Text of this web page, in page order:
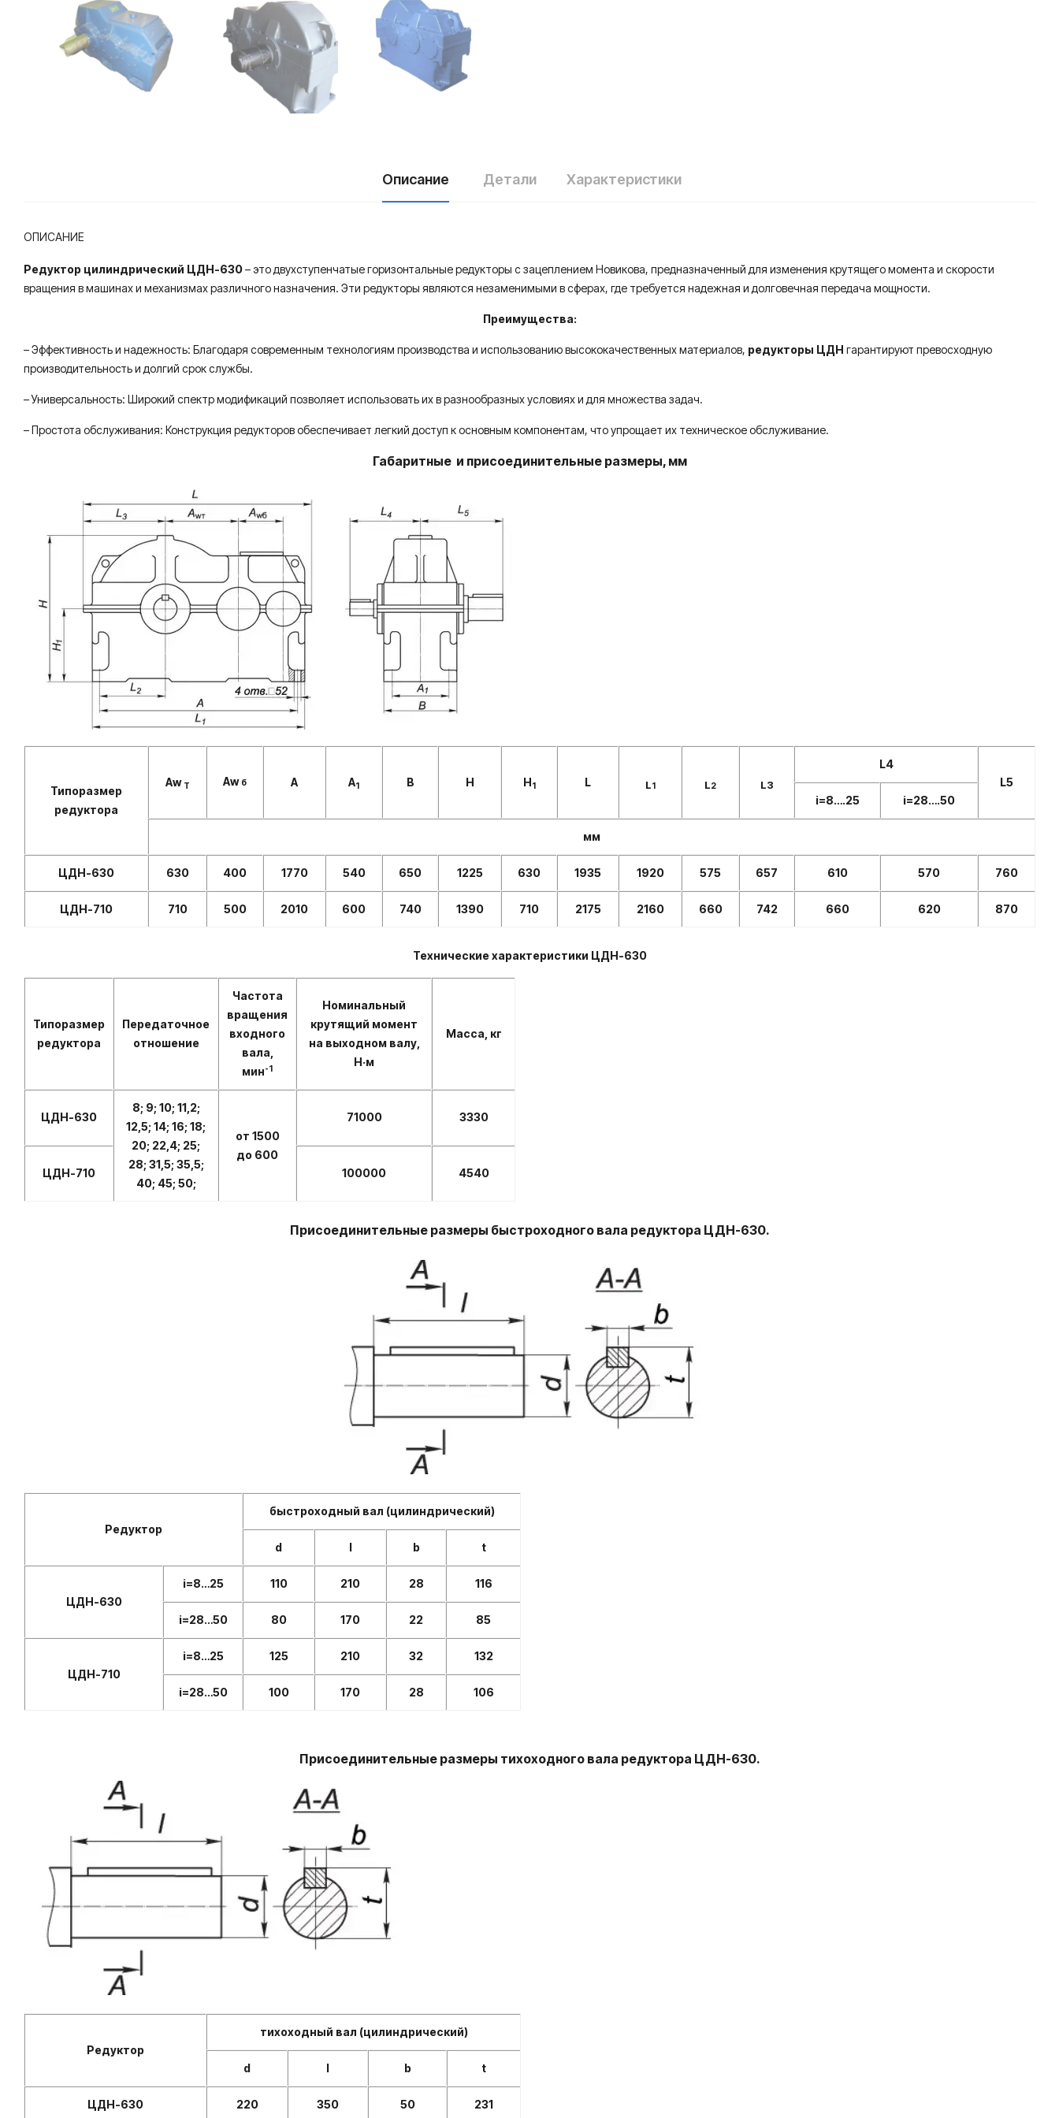
Описание Детали Характеристики
ОПИСАНИЕ
Редуктор цилиндрический ЦДН-630– это двухступенчатые горизонтальные редукторы с зацеплением Новикова, предназначенный для изменения крутящего момента и скорости
вращения в машинах и механизмах различного назначения. Эти редукторы являются незаменимыми в сферах, где требуется надежная и долговечная передача мощности.
Преимущества:
– Эффективность и надежность: Благодаря современным технологиям производства и использованию высококачественных материалов, редукторы ЦДН гарантируют превосходную
производительность и долгий срок службы.
– Универсальность: Широкий спектр модификаций позволяет использовать их в разнообразных условиях и для множества задач.
– Простота обслуживания: Конструкция редукторов обеспечивает легкий доступ к основным компонентам, что упрощает их техническое обслуживание.
Габаритные и присоединительные размеры, мм
Типоразмер
редуктора
Аw Т Аw б А А1 В Н H1 L L1 L2 L3
L4
L5
і=8….25
і=28….50
мм
ЦДН-630 630 400 1770 540 650 1225 630 1935 1920 575 657 610 570 760
ЦДН-710 710 500 2010 600 740 1390 710 2175 2160 660 742 660 620 870
Технические характеристики ЦДН-630
Типоразмер
редуктора
Передаточное
отношение
Частота
вращения
входного
вала,
мин-1
Номинальный
крутящий момент
на выходном валу,
Н·м
Масса, кг
ЦДН-630
8; 9; 10; 11,2;
12,5; 14; 16; 18;
20; 22,4; 25;
28; 31,5; 35,5;
40; 45; 50;
от 1500
до 600
71000 3330
ЦДН-710 100000 4540
Присоединительные размеры быстроходного вала редуктора ЦДН-630.
Редуктор
быстроходный вал (цилиндрический)
d l b t
ЦДН-630
і=8…25 110 210 28 116
і=28…50 80 170 22 85
ЦДН-710
і=8…25 125 210 32 132
і=28…50 100 170 28 106
Присоединительные размеры тихоходного вала редуктора ЦДН-630.
Редуктор
тихоходный вал (цилиндрический)
d l b t
ЦДН-630 220 350 50 231